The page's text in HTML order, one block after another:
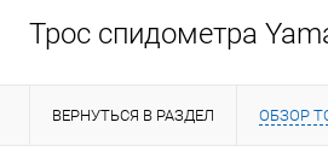
Трос спидометра
ВЕРНУТЬСЯ В РАЗДЕЛ ОБЗОР